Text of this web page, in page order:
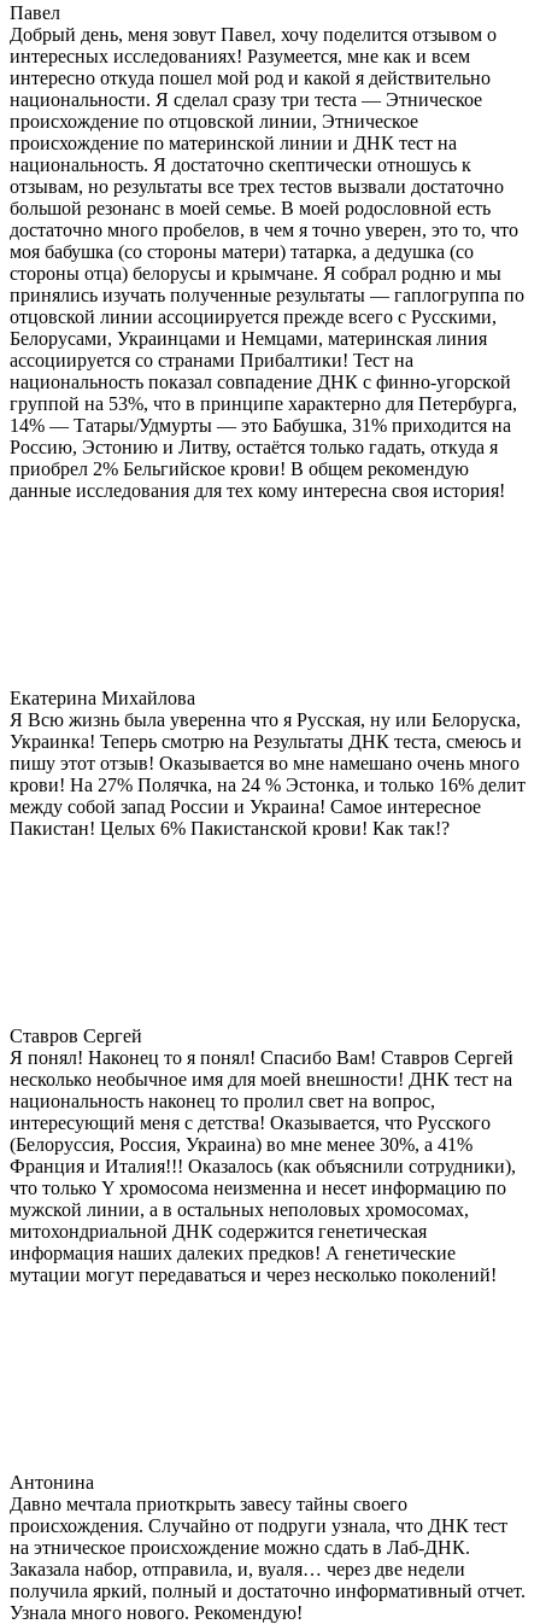
Павел
Добрый день, меня зовут Павел, хочу поделится отзывом о
интересных исследованиях! Разумеется, мне как и всем
интересно откуда пошел мой род и какой я действительно
национальности. Я сделал сразу три теста — Этническое
происхождение по отцовской линии, Этническое
происхождение по материнской линии и ДНК тест на
национальность. Я достаточно скептически отношусь к
отзывам, но результаты все трех тестов вызвали достаточно
большой резонанс в моей семье. В моей родословной есть
достаточно много пробелов, в чем я точно уверен, это то, что
моя бабушка (со стороны матери) татарка, а дедушка (со
стороны отца) белорусы и крымчане. Я собрал родню и мы
принялись изучать полученные результаты — гаплогруппа по
отцовской линии ассоциируется прежде всего с Русскими,
Белорусами, Украинцами и Немцами, материнская линия
ассоциируется со странами Прибалтики! Тест на
национальность показал совпадение ДНК с финно-угорской
группой на 53%, что в принципе характерно для Петербурга,
14% — Татары/Удмурты — это Бабушка, 31% приходится на
Россию, Эстонию и Литву, остаётся только гадать, откуда я
приобрел 2% Бельгийское крови! В общем рекомендую
данные исследования для тех кому интересна своя история!
Екатерина Михайлова
Я Всю жизнь была уверенна что я Русская, ну или Белоруска,
Украинка! Теперь смотрю на Результаты ДНК теста, смеюсь и
пишу этот отзыв! Оказывается во мне намешано очень много
крови! На 27% Полячка, на 24 % Эстонка, и только 16% делит
между собой запад России и Украина! Самое интересное
Пакистан! Целых 6% Пакистанской крови! Как так!?
Ставров Сергей
Я понял! Наконец то я понял! Спасибо Вам! Ставров Сергей
несколько необычное имя для моей внешности! ДНК тест на
национальность наконец то пролил свет на вопрос,
интересующий меня с детства! Оказывается, что Русского
(Белоруссия, Россия, Украина) во мне менее 30%, а 41%
Франция и Италия!!! Оказалось (как объяснили сотрудники),
что только Y хромосома неизменна и несет информацию по
мужской линии, а в остальных неполовых хромосомах,
митохондриальной ДНК содержится генетическая
информация наших далеких предков! А генетические
мутации могут передаваться и через несколько поколений!
Антонина
Давно мечтала приоткрыть завесу тайны своего
происхождения. Случайно от подруги узнала, что ДНК тест
на этническое происхождение можно сдать в Лаб-ДНК.
Заказала набор, отправила, и, вуаля… через две недели
получила яркий, полный и достаточно информативный отчет.
Узнала много нового. Рекомендую!